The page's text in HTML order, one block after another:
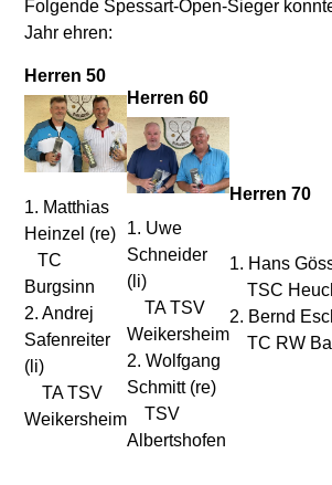
Folgende Spessart-Open-Sieger
Jahr ehren:
Herren 50
1. Matthias
Heinzel (re)
TC
Burgsinn
2. Andrej
Safenreiter
(li)
TA TSV
Weikersheim
Herren 60
1. Uwe
Schneider
(li)
TA TSV
Weikersheim
2. Wolfgang
Schmitt (re)
TSV
Albertshofen
Herren 70
1. Hans
TSC
2. Bernd
TC RW